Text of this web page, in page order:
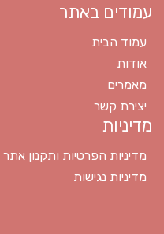
עמודים באתר
עמוד הבית
אודות
מאמרים
יצירת קשר
מדיניות
מדיניות הפרטיות ותקנון אתר
מדיניות נגישות